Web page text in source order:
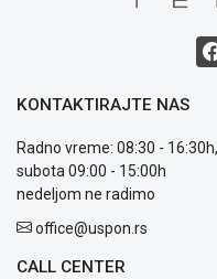
KONTAKTIRAJTE NAS
Radno vreme: 08:30 - 16:30h,
subota 09:00 - 15:00h
nedeljom ne radimo
office@uspon.rs
CALL CENTER